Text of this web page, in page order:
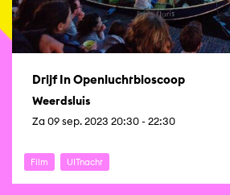
Drijf In Openluchtbioscoop
Weerdsluis
Za 09 sep. 2023 20:30 - 22:30
Film UITnacht